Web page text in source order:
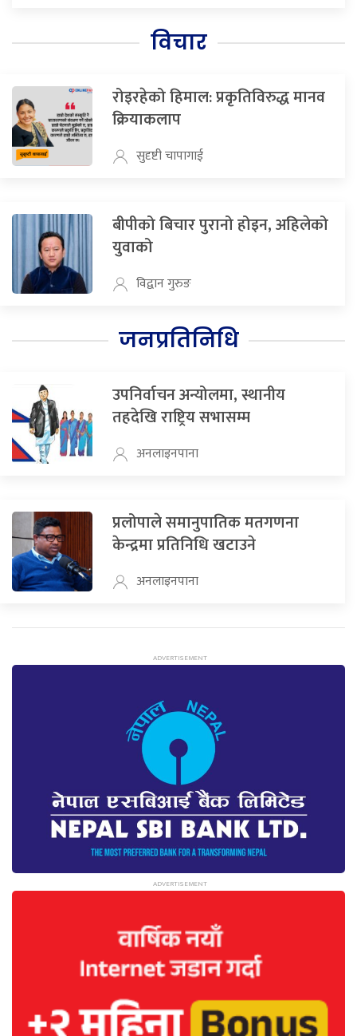
विचार
रोइरहेको हिमाल: प्रकृतिविरुद्ध मानव
क्रियाकलाप
सुदृष्टी चापागाई
बीपीको बिचार पुरानो होइन, अहिलेको
युवाको
विद्वान गुरुङ
जनप्रतिनिधि
उपनिर्वाचन अन्योलमा, स्थानीय
तहदेखि राष्ट्रिय सभासम्म
अनलाइनपाना
प्रलोपाले समानुपातिक मतगणना
केन्द्रमा प्रतिनिधि खटाउने
अनलाइनपाना